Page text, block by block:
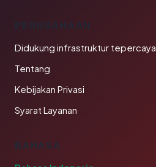
PERUSAHAAN
Didukung infrastruktur tepercaya
Tentang
Kebijakan Privasi
Syarat Layanan
BAHASA